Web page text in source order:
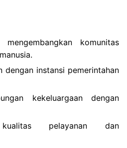
mengembangkan komunitas
dengan instansi pemerintahan
kekeluargaan dengan
kualitas pelayanan dan